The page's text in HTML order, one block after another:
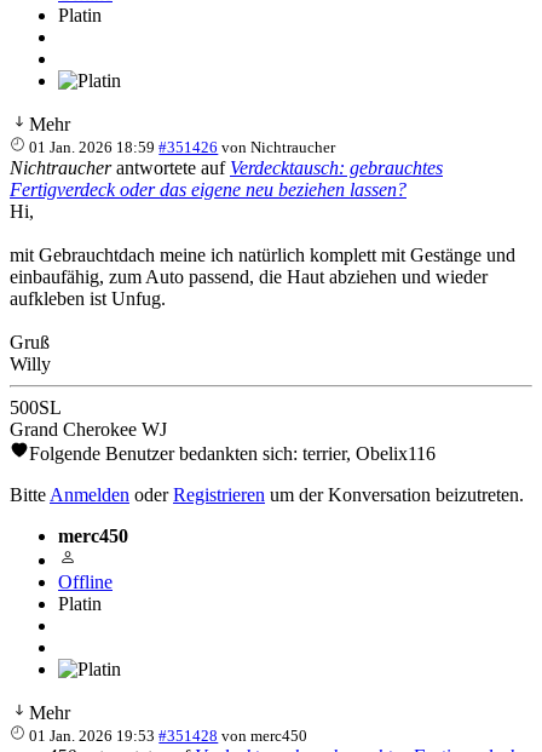
Platin
Mehr
01 Jan. 2026 18:59 #351426 vonNichtraucher
Nichtraucherantwortete auf Verdecktausch: gebrauchtes
Fertigverdeck oder das eigene neu beziehen lassen?
Hi,
mit Gebrauchtdach meine ich natürlich komplett mit Gestänge und
einbaufähig, zum Auto passend, die Haut abziehen und wieder
aufkleben ist Unfug.
Gruß
Willy
500SL
Grand Cherokee WJ
Folgende Benutzer bedankten sich: terrier, Obelix116
Bitte Anmelden oderRegistrieren um der Konversation beizutreten.
merc450
Offline
Platin
Mehr
01 Jan. 2026 19:53 #351428 vonmerc450